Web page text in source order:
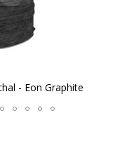
- Eon Graphite